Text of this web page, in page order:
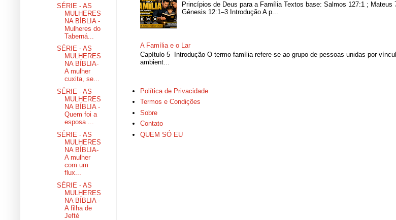
Princípios de Deus para a Família Textos base: Salmos 127:1 ;
Gênesis 12:1–3 Introdução A p...
A Família e o Lar
Capítulo 5 Introdução O termo família refere-se ao grupo de pessoas unidas por
ambient...
Política de Privacidade
Termos e Condições
Sobre
Contato
QUEM SÓ EU
SÉRIE - AS
MULHERES
NA BÍBLIA -
Mulheres do
Taberná...
SÉRIE - AS
MULHERES
NA BÍBLIA-
A mulher
cuxita, se...
SÉRIE - AS
MULHERES
NA BÍBLIA -
Quem foi a
esposa ...
SÉRIE - AS
MULHERES
NA BÍBLIA-
A mulher
com um
flux...
SÉRIE - AS
MULHERES
NA BÍBLIA -
A filha de
Jefté